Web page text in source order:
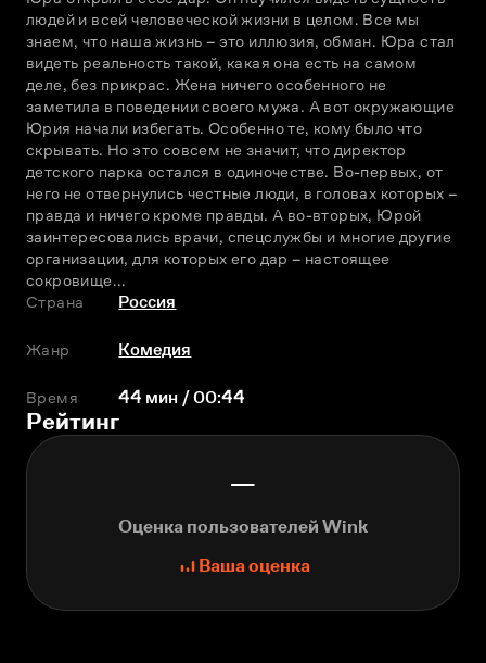
людей и всей человеческой жизни в целом. Все мы
знаем, что наша жизнь – это иллюзия, обман. Юра стал
видеть реальность такой, какая она есть на самом
деле, без прикрас. Жена ничего особенного не
заметила в поведении своего мужа. А вот окружающие
Юрия начали избегать. Особенно те, кому было что
скрывать. Но это совсем не значит, что директор
детского парка остался в одиночестве. Во-первых, от
него не отвернулись честные люди, в головах которых –
правда и ничего кроме правды. А во-вторых, Юрой
заинтересовались врачи, спецслужбы и многие другие
организации, для которых его дар – настоящее
сокровище...
Страна
Россия
Жанр Комедия
Время 44 мин / 00:44
Рейтинг
—
Оценка пользователей Wink
Ваша оценка